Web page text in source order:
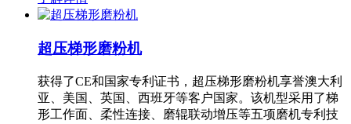
超压梯形磨粉机
获得了CE和国家专利证书，超压梯形磨粉机享誉澳大利
亚、美国、英国、西班牙等客户国家。该机型采用了梯
形工作面、柔性连接、磨辊联动增压等五项磨机专利技